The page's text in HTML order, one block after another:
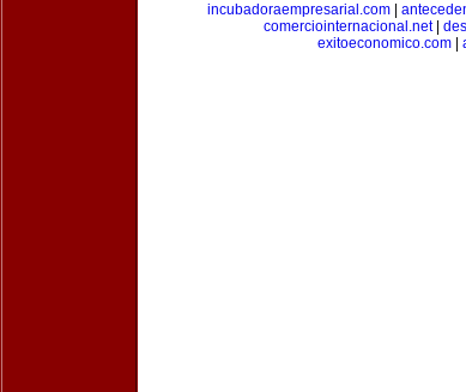
incubadoraempresarial.com
comerciointernacional.net|
exitoeconomico.com|